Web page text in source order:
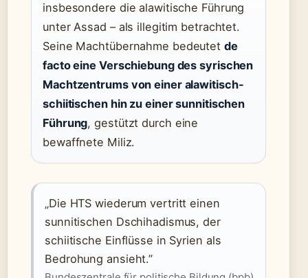
insbesondere die alawitische Führung
unter Assad – als illegitim betrachtet.
Seine Machtübernahme bedeutet de
facto eine Verschiebung des syrischen
Machtzentrums von einer alawitisch-
schiitischen hin zu einer sunnitischen
Führung, gestützt durch eine
bewaffnete Miliz.
„Die HTS wiederum vertritt einen
sunnitischen Dschihadismus, der
schiitische Einflüsse in Syrien als
Bedrohung ansieht.”